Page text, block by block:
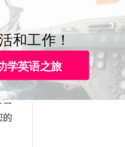
一
自
的
学英语之旅
和工作！